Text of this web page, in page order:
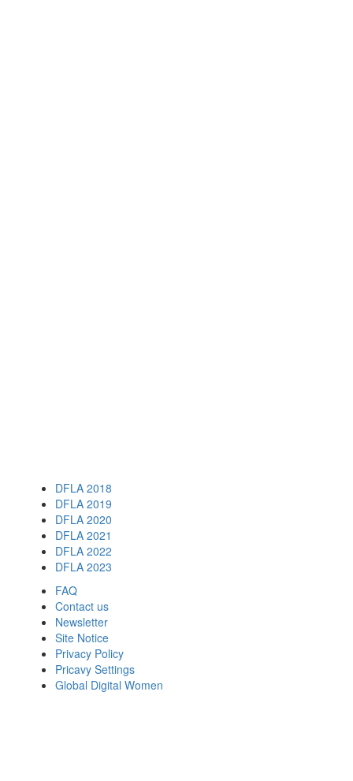
DFLA 2018
DFLA 2019
DFLA 2020
DFLA 2021
DFLA 2022
DFLA 2023
FAQ
Contact us
Newsletter
Site Notice
Privacy Policy
Pricavy Settings
Global Digital Women